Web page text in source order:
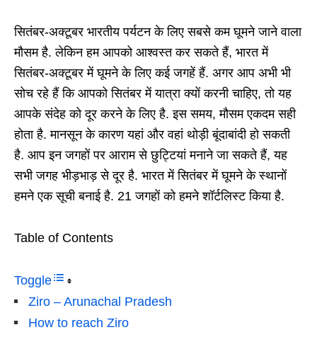
सितंबर-अक्टूबर भारतीय पर्यटन के लिए सबसे कम घूमने जाने वाला
मौसम है. लेकिन हम आपको आश्वस्त कर सकते हैं, भारत में
सितंबर-अक्टूबर में घूमने के लिए कई जगहें हैं. अगर आप अभी भी
सोच रहे हैं कि आपको सितंबर में यात्रा क्यों करनी चाहिए, तो यह
आपके संदेह को दूर करने के लिए है. इस समय, मौसम एकदम सही
होता है. मानसून के कारण यहां और वहां थोड़ी बूंदाबांदी हो सकती
है. आप इन जगहों पर आराम से छुट्टियां मनाने जा सकते हैं, यह
सभी जगह भीड़भाड़ से दूर है. भारत में सितंबर में घूमने के स्थानों
हमने एक सूची बनाई है. 21 जगहों को हमने शॉर्टलिस्ट किया है.
Table of Contents
Toggle
Ziro – Arunachal Pradesh
How to reach Ziro